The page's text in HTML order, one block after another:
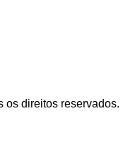
os direitos reservados.